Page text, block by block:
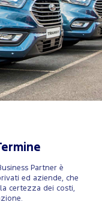
Partner è
ed aziende, che
certezza dei costi,